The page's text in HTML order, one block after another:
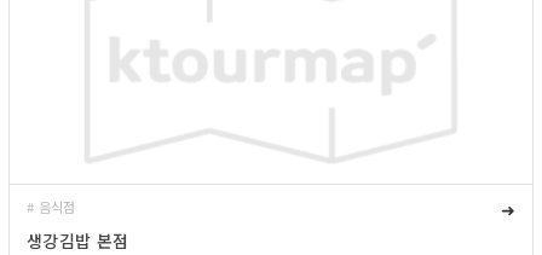
# 음식점
➜
생강김밥 본점